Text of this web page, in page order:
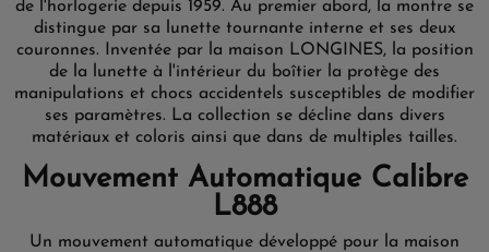
de l'horlogerie depuis 1959. Au premier abord, la montre se
distingue par sa lunette tournante interne et ses deux
couronnes. Inventée par la maison LONGINES, la position
de la lunette à l'intérieur du boîtier la protège des
manipulations et chocs accidentels susceptibles de modifier
ses paramètres. La collection se décline dans divers
matériaux et coloris ainsi que dans de multiples tailles.
Mouvement Automatique Calibre
L888
Un mouvement automatique développé pour la maison